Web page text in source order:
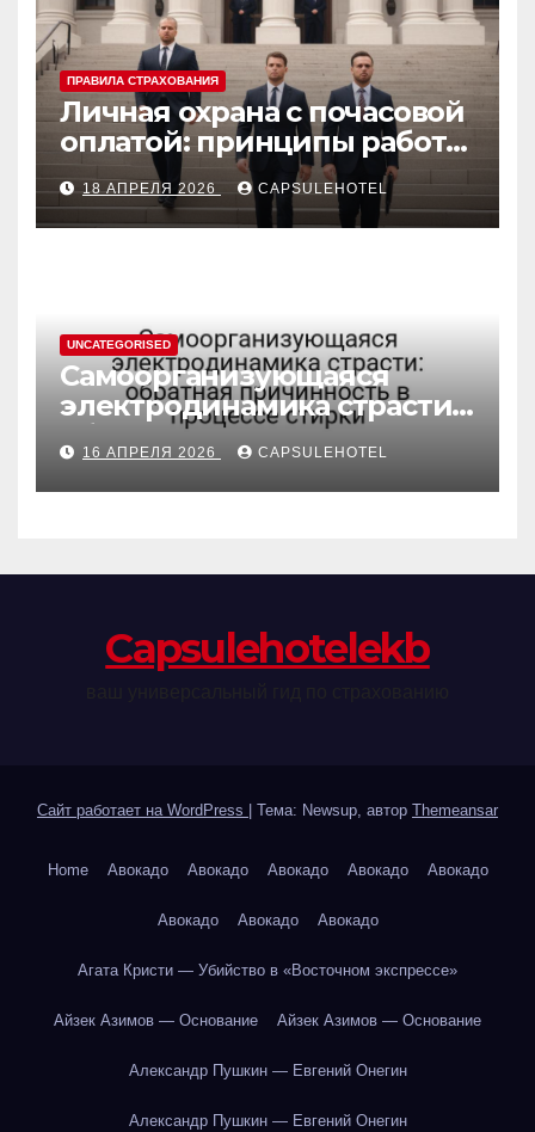
ПРАВИЛА СТРАХОВАНИЯ
Личная охрана с почасовой
оплатой: принципы работы
и правовые аспекты
18 АПРЕЛЯ 2026 CAPSULEHOTEL
UNCATEGORISED
Самоорганизующаяся
электродинамика страсти:
обратная причинность в
процессе стирки
16 АПРЕЛЯ 2026 CAPSULEHOTEL
Сapsulehotelekb
Сайт работает на WordPress Тема: Newsup, автор Themeansar
Home Авокадо Авокадо Авокадо Авокадо Авокадо
Авокадо Авокадо Авокадо
Агата Кристи — Убийство в «Восточном экспрессе»
Айзек Азимов — Основание Айзек Азимов — Основание
Александр Пушкин — Евгений Онегин
Александр Пушкин — Евгений Онегин